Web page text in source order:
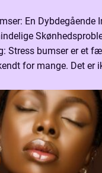
En Dybdegående
Stress bumser er et
for mange. Det er